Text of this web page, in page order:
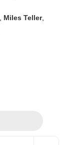
Miles Teller,